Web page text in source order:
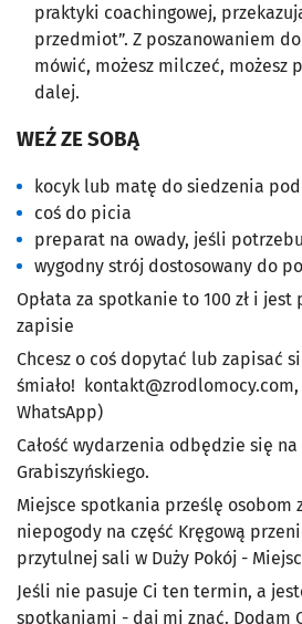
praktyki coachingowej,
przedmiot”. Z poszanowaniem
mówić, możesz milczeć, możesz
dalej.
WEŹ ZE SOBĄ
kocyk lub matę do siedzenia
coś do picia
preparat na owady, jeśli
wygodny strój dostosowany do
Opłata za spotkanie to 100 zł i jest
zapisie
Chcesz o coś dopytać lub zapisać
śmiało!
kontakt@zrodlomocy.com,
WhatsApp)
Całość wydarzenia odbędzie się
Grabiszyńskiego.
Miejsce spotkania prześlę osobom
niepogody na część Kręgową
przytulnej sali w Duży Pokój -
Jeśli nie pasuje Ci ten termin, a
spotkaniami - daj mi znać. Dodam